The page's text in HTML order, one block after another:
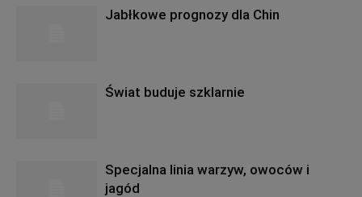
Jabłkowe prognozy dla Chin
Świat buduje szklarnie
Specjalna linia warzyw, owoców i
jagód